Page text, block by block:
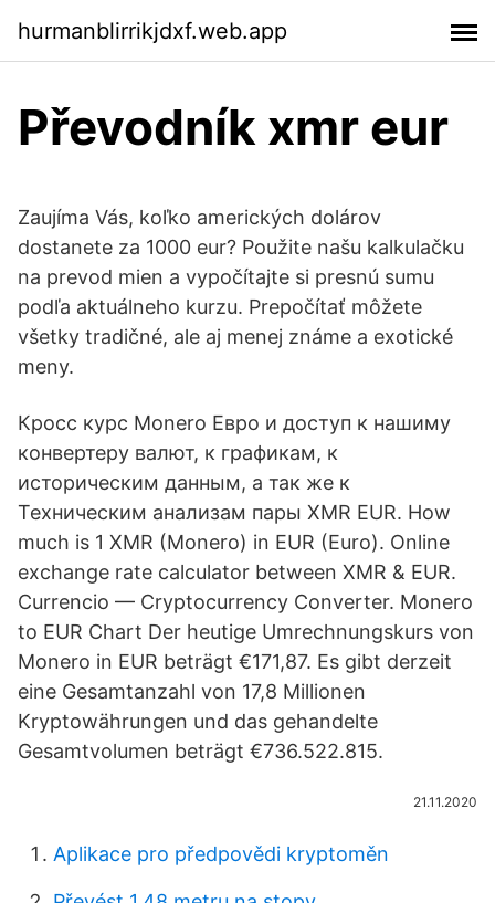
hurmanblirrikjdxf.web.app
Převodník xmr eur
Zaujíma Vás, koľko amerických dolárov
dostanete za 1000 eur? Použite našu kalkulačku
na prevod mien a vypočítajte si presnú sumu
podľa aktuálneho kurzu. Prepočítať môžete
všetky tradičné, ale aj menej známe a exotické
meny.
Кросс курс Monero Евро и доступ к нашиму
конвертеру валют, к графикам, к
историческим данным, а так же к
Техническим анализам пары XMR EUR. How
much is 1 XMR (Monero) in EUR (Euro). Online
exchange rate calculator between XMR & EUR.
Currencio — Cryptocurrency Converter. Monero
to EUR Chart Der heutige Umrechnungskurs von
Monero in EUR beträgt €171,87. Es gibt derzeit
eine Gesamtanzahl von 17,8 Millionen
Kryptowährungen und das gehandelte
Gesamtvolumen beträgt €736.522.815.
21.11.2020
Aplikace pro předpovědi kryptoměn